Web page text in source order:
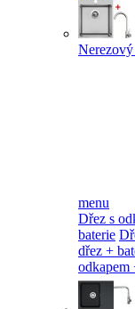
menu
Dřez s
baterie
dřez +
odkapem